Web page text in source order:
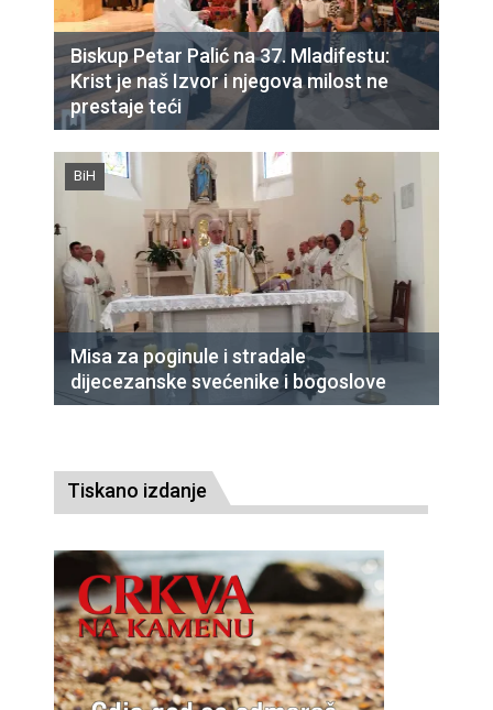
Biskup Petar Palić na 37. Mladifestu:
Krist je naš Izvor i njegova milost ne
prestaje teći
BiH
Misa za poginule i stradale
dijecezanske svećenike i bogoslove
Tiskano izdanje